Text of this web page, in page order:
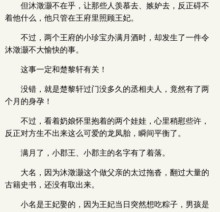
但沐澂灏不在乎，让那些人羡慕去、嫉妒去，反正碍不
着他什么，他只管在王府里照顾王妃。
不过，两个王府的小珍宝办满月酒时，却发生了一件令
沐澂灏不大愉快的事。
这事一定和楚黎轩有关！
没错，就是楚黎轩过门没多久的丞相夫人，竟然有了两
个月的身孕！
不过，看着奶娘怀里抱着的两个娃娃，心里稍慰些许，
反正对方生不出来这么可爱的龙凤胎，瞬间平衡了。
满月了，小郡王、小郡主的名字有了着落。
大名，因为沐澂灏这个做父亲的太过拖沓，翻过大量的
古籍史书，还没有取出来。
小名是王妃娶的，因为王妃当日突然想吃粽子，男孩是